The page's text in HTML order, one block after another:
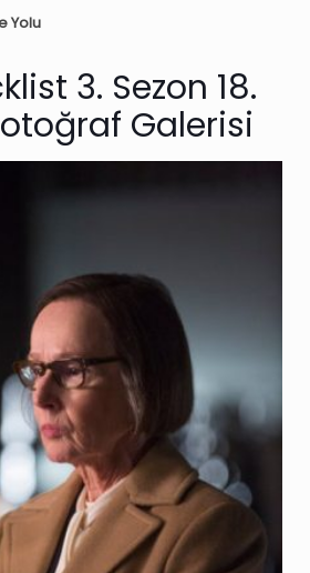
Yolu
3. Sezon 18.
Galerisi